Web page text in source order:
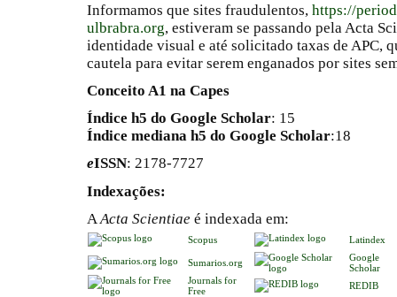
Informamos que sites fraudulentos, https://
ulbrabra.org, estiveram se passando pela Acta
identidade visual e até solicitado taxas de APC,
cautela para evitar serem enganados por sites
Conceito A1 na Capes
Índice h5 do Google Scholar: 15
Índice mediana h5 do Google Scholar:18
eISSN: 2178-7727
Indexações:
AActa Scientiae é indexada em:
Scopus Latindex
Sumarios.org
Google
Scholar
Journals for
Free
REDIB